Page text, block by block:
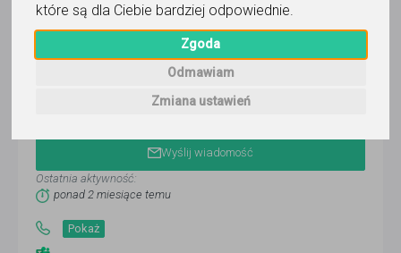
które są dla Ciebie bardziej odpowiednie.
Zgoda
Odmawiam
Zmiana ustawień
Wyślij wiadomość
Ostatnia aktywność:
ponad 2 miesiące temu
Pokaż